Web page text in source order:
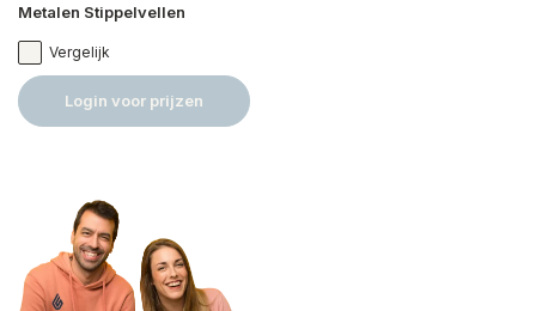
Metalen Stippelvellen
Vergelijk
Login voor prijzen